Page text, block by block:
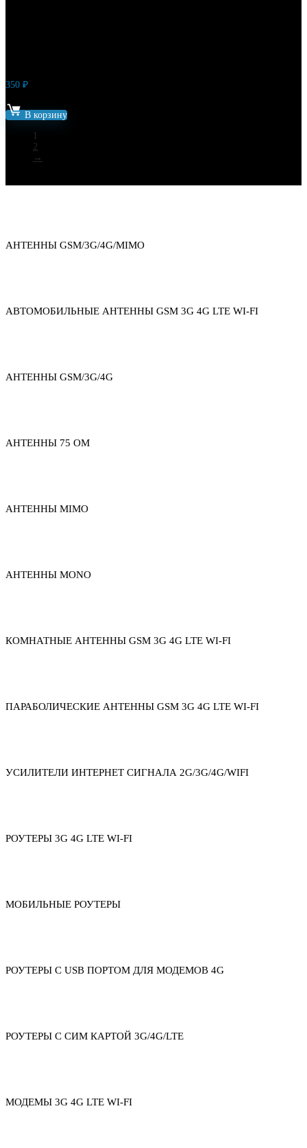
350 ₽
В корзину
2
→
АНТЕННЫ GSM/3G/4G/MIMO
АВТОМОБИЛЬНЫЕ АНТЕННЫ GSM 3G 4G LTE WI-FI
АНТЕННЫ GSM/3G/4G
АНТЕННЫ 75 ОМ
АНТЕННЫ MIMO
АНТЕННЫ MONO
КОМНАТНЫЕ АНТЕННЫ GSM 3G 4G LTE WI-FI
ПАРАБОЛИЧЕСКИЕ АНТЕННЫ GSM 3G 4G LTE WI-FI
УСИЛИТЕЛИ ИНТЕРНЕТ СИГНАЛА 2G/3G/4G/WIFI
РОУТЕРЫ 3G 4G LTE WI-FI
МОБИЛЬНЫЕ РОУТЕРЫ
РОУТЕРЫ С USB ПОРТОМ ДЛЯ МОДЕМОВ 4G
РОУТЕРЫ С СИМ КАРТОЙ 3G/4G/LTE
МОДЕМЫ 3G 4G LTE WI-FI